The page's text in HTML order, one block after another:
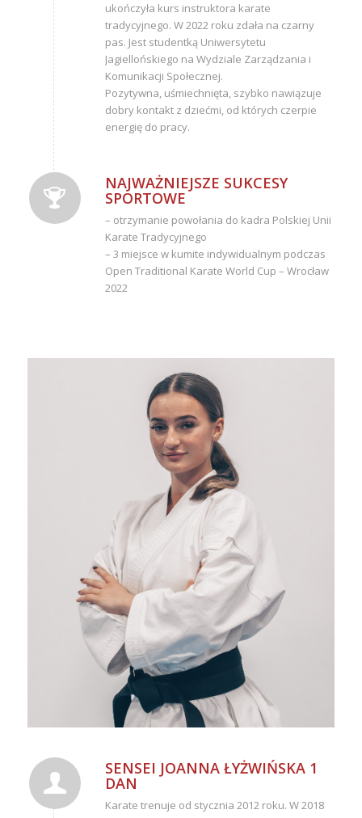
ukończyła kurs instruktora karate
tradycyjnego. W 2022 roku zdała na czarny
pas. Jest studentką Uniwersytetu
Jagiellońskiego na Wydziale Zarządzania i
Komunikacji Społecznej.
Pozytywna, uśmiechnięta, szybko nawiązuje
dobry kontakt z dziećmi, od których czerpie
energię do pracy.
NAJWAŻNIEJSZE SUKCESY
SPORTOWE
– otrzymanie powołania do kadra Polskiej Unii
Karate Tradycyjnego
– 3 miejsce w kumite indywidualnym podczas
Open Traditional Karate World Cup – Wrocław
2022
SENSEI JOANNA ŁYŻWIŃSKA 1
DAN
Karate trenuje od stycznia 2012 roku. W 2018